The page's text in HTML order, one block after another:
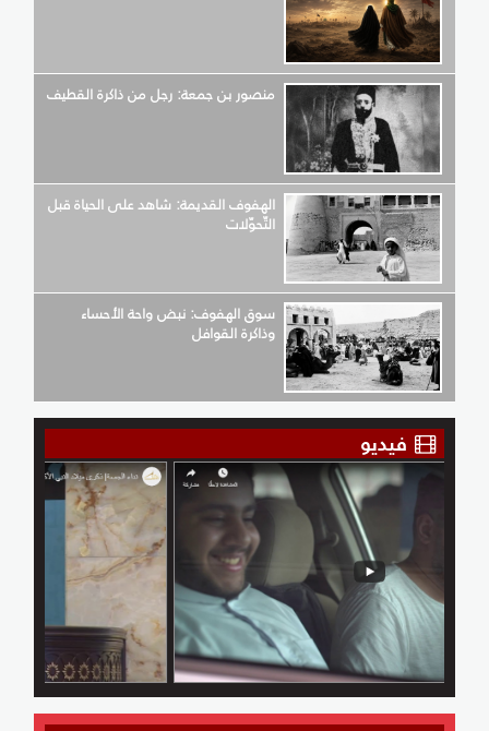
منصور بن جمعة: رجل من ذاكرة القطيف
الهفوف القديمة: شاهد على الحياة قبل
التّحوّلات
سوق الهفوف: نبض واحة الأحساء
وذاكرة القوافل
فيديو